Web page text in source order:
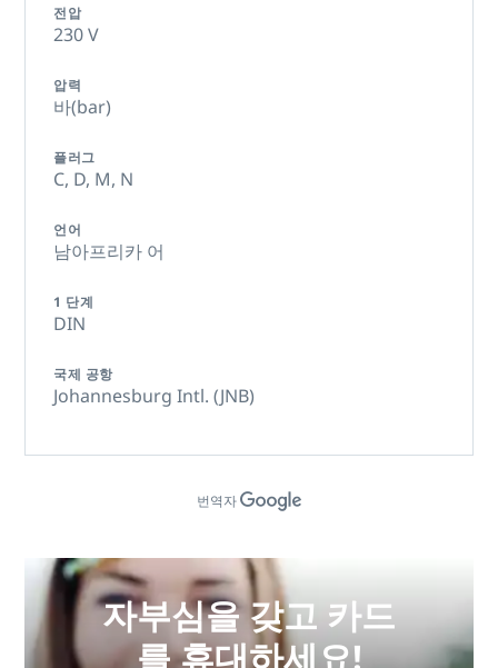
전압
230 V
압력
바(bar)
플러그
C, D, M, N
언어
남아프리카 어
1 단계
DIN
국제 공항
Johannesburg Intl. (JNB)
번역자
자부심을 갖고 카드
를 휴대하세요!